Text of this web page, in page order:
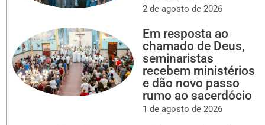
2 de agosto de 2026
Em resposta ao
chamado de Deus,
seminaristas
recebem ministérios
e dão novo passo
rumo ao sacerdócio
1 de agosto de 2026